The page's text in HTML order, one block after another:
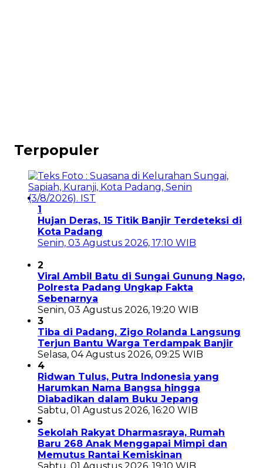
Terpopuler
1
Hujan Deras, 15 Titik Banjir Terdeteksi di
Kota Padang
Senin, 03 Agustus 2026, 17:10 WIB
2
Viral Ambil Batu di Sungai Gunung Nago,
Polresta Padang Ungkap Fakta
Sebenarnya
Senin, 03 Agustus 2026, 19:20 WIB
3
Tiba di Padang, Zigo Rolanda Langsung
Terjun Bantu Warga Terdampak Banjir
Selasa, 04 Agustus 2026, 09:25 WIB
4
Ridwan Tulus, Putra Indonesia yang
Harumkan Nama Bangsa hingga
Diabadikan dalam Buku Jepang
Sabtu, 01 Agustus 2026, 16:20 WIB
5
Sekolah Rakyat Dharmasraya, Rumah
Baru 268 Anak Menggapai Mimpi dan
Memutus Rantai Kemiskinan
Sabtu, 01 Agustus 2026, 19:10 WIB